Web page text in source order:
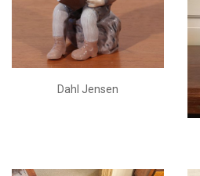
Dahl Jensen